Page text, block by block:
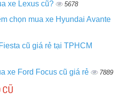
xe Lexus cũ? 5678
chọn mua xe Hyundai Avante
cũ giá rẻ tại TPHCM
xe Ford Focus cũ giá rẻ 7889